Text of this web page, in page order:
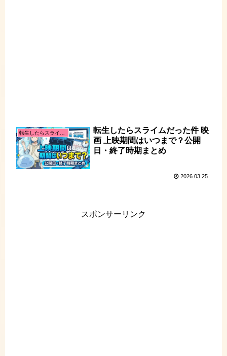
転生したらスライムだった件 映
画 上映期間はいつまで？公開
日・終了時期まとめ
2026.03.25
スポンサーリンク